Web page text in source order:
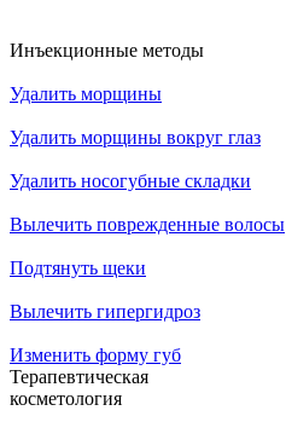
Инъекционные методы
Удалить морщины
Удалить морщины вокруг глаз
Удалить носогубные складки
Вылечить поврежденные волосы
Подтянуть щеки
Вылечить гипергидроз
Изменить форму губ
Терапевтическая
косметология